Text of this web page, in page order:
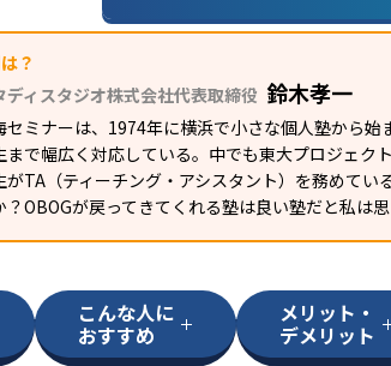
？
ディスタジオ株式会社代表取締役 鈴木孝一
セミナーは、1974年に横浜で小さな個人塾から
まで幅広く対応している。中でも東大プロジェク
がTA（ティーチング・アシスタント）を務めて
？OBOGが戻ってきてくれる塾は良い塾だと私は思
こんな人に
おすすめ
メリット・
デメリット